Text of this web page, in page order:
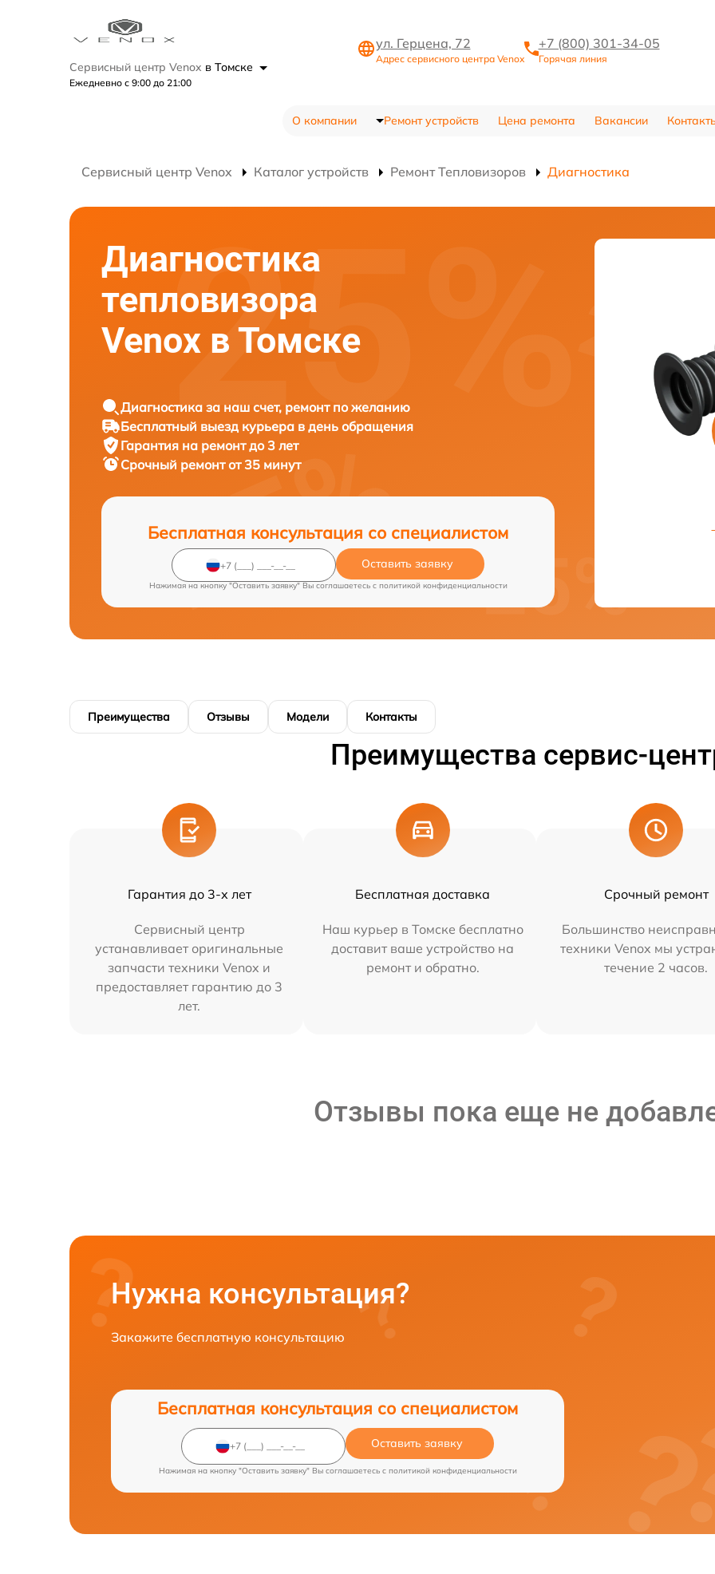
Сервисный центр Venox в Томске
Ежедневно с 9:00 до 21:00
ул. Герцена, 72
Адрес сервисного центра Venox
+7 (800) 301-34-05
Горячая линия
О компании Ремонт устройств Цена ремонта Вакансии
Сервисный центр Venox Каталог устройств Ремонт Тепловизоров Диагностика
Диагностика
тепловизора
Venox в Томске
Диагностика за наш счет, ремонт по желанию
Бесплатный выезд курьера в день обращения
Гарантия на ремонт до 3 лет
Срочный ремонт от 35 минут
Бесплатная консультация со специалистом
Оставить заявку
Нажимая на кнопку "Оставить заявку" Вы соглашаетесь c политикой конфиденциальности
Преимущества Отзывы Модели Контакты
Преимущества сервис-
Гарантия до 3-х лет
Сервисный центр
устанавливает оригинальные
запчасти техники Venox и
предоставляет гарантию до 3
лет.
Бесплатная доставка
Наш курьер в Томске бесплатно
доставит ваше устройство на
ремонт и обратно.
Срочный ремонт
Большинство
техники Venox мы
течение 2 часов.
Отзывы пока еще не
Нужна консультация?
Закажите бесплатную консультацию
Бесплатная консультация со специалистом
Оставить заявку
Нажимая на кнопку "Оставить заявку" Вы соглашаетесь c политикой конфиденциальности